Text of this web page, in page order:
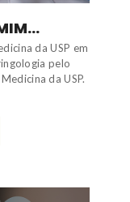
da USP em
pelo
da USP.